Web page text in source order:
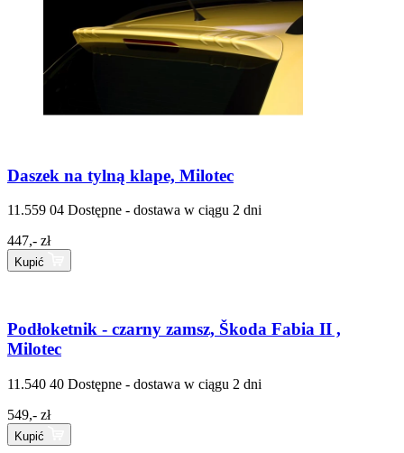
Daszek na tylną klape, Milotec
11.559 04 Dostępne - dostawa w ciągu 2 dni
447,- zł
Kupić
Podłoketnik - czarny zamsz, Škoda Fabia II ,
Milotec
11.540 40 Dostępne - dostawa w ciągu 2 dni
549,- zł
Kupić